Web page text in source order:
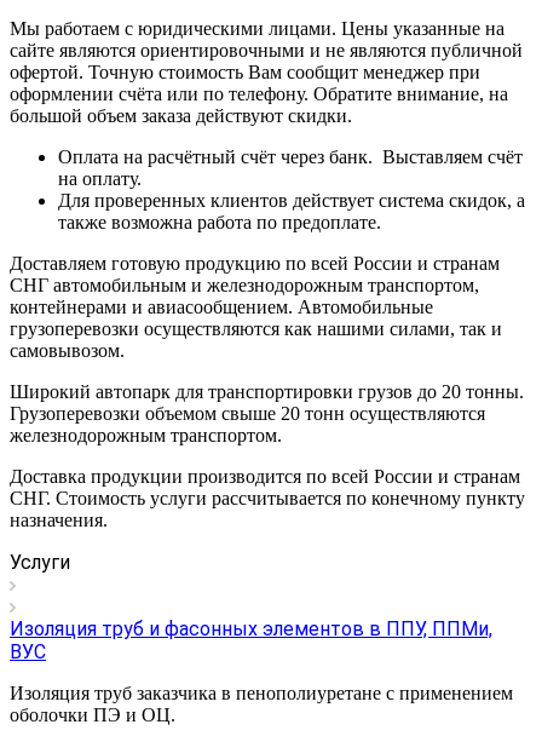
Мы работаем с юридическими лицами. Цены указанные на
сайте являются ориентировочными и не являются публичной
офертой. Точную стоимость Вам сообщит менеджер при
оформлении счёта или по телефону. Обратите внимание, на
большой объем заказа действуют скидки.
Оплата на расчётный счёт через банк. Выставляем счёт
на оплату.
Для проверенных клиентов действует система скидок, а
также возможна работа по предоплате.
Доставляем готовую продукцию по всей России и странам
СНГ автомобильным и железнодорожным транспортом,
контейнерами и авиасообщением. Автомобильные
грузоперевозки осуществляются как нашими силами, так и
самовывозом.
Широкий автопарк для транспортировки грузов до 20 тонны.
Грузоперевозки объемом свыше 20 тонн осуществляются
железнодорожным транспортом.
Доставка продукции производится по всей России и странам
СНГ. Стоимость услуги рассчитывается по конечному пункту
назначения.
Услуги
Изоляция труб и фасонных элементов в ППУ, ППМи,
ВУС
Изоляция труб заказчика в пенополиуретане с применением
оболочки ПЭ и ОЦ.